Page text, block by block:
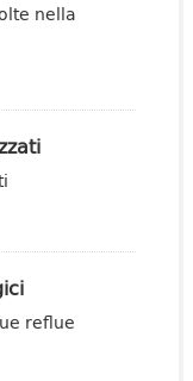
nella
reflue